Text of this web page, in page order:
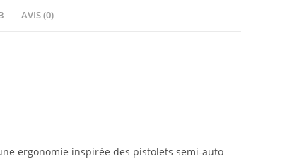
AVIS (0)
ergonomie inspirée des pistolets semi-auto